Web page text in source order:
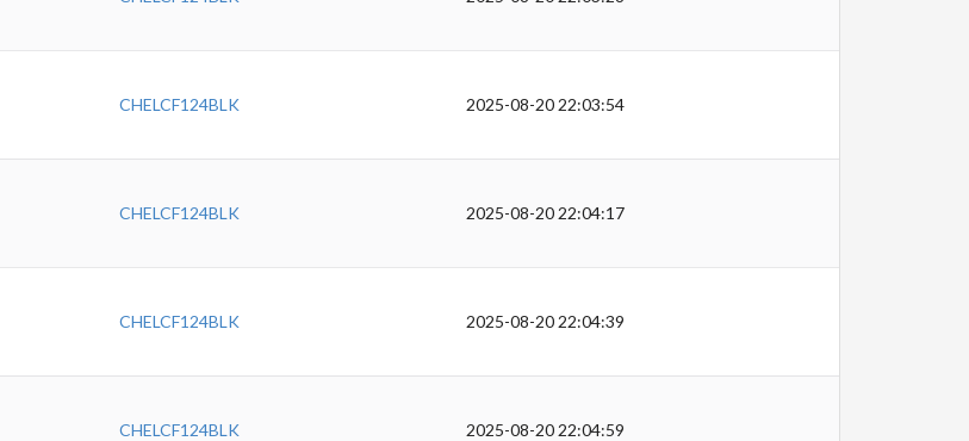
CHELCF124BLK 2025-08-20 22:03:54
CHELCF124BLK 2025-08-20 22:04:17
CHELCF124BLK 2025-08-20 22:04:39
CHELCF124BLK 2025-08-20 22:04:59